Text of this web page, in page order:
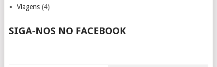
Viagens(4)
SIGA-NOS NO FACEBOOK